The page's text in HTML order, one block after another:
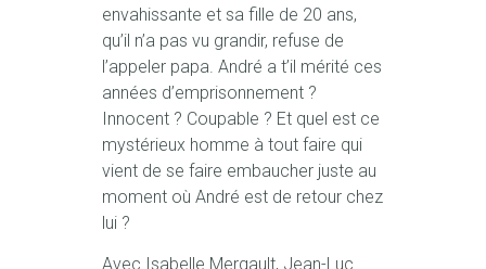
envahissante et sa fille de 20 ans,
qu’il n’a pas vu grandir, refuse de
l’appeler papa. André a t’il mérité ces
années d’emprisonnement ?
Innocent ? Coupable ? Et quel est ce
mystérieux homme à tout faire qui
vient de se faire embaucher juste au
moment où André est de retour chez
lui ?
Avec Isabelle Mergault, Jean-Luc